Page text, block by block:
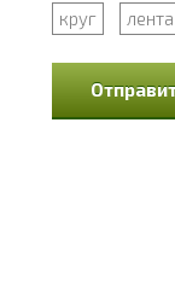
круг лента